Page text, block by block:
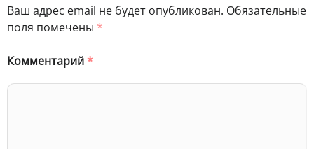
Ваш адрес email не будет опубликован. Обязательные
поля помечены *
Комментарий*